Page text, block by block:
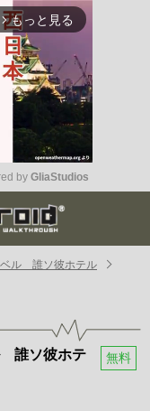
arrow_forward_ios もっと見る
Mute
by GliaStudios
ベル 誰ソ彼ホテル
誰ソ彼ホテ
無料